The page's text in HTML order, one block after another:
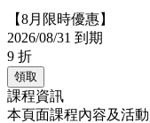
【8月限時優惠】
2026/08/31 到期
9 折
領取
課程資訊
本頁面課程內容及活